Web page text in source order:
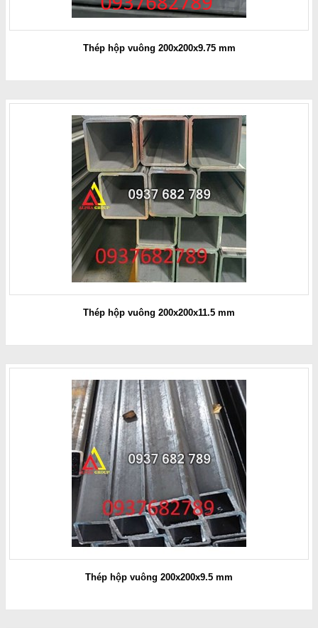
Thép hộp vuông 200x200x9.75 mm
Thép hộp vuông 200x200x11.5 mm
Thép hộp vuông 200x200x9.5 mm